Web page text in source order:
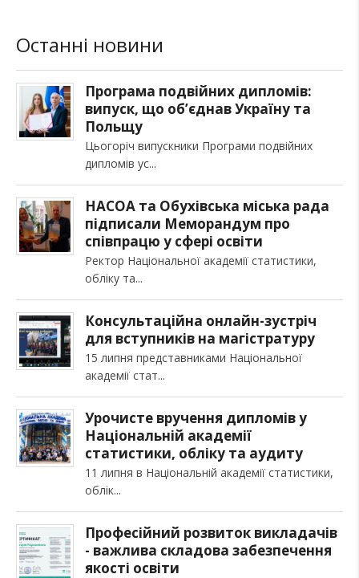
Останні новини
Програма подвійних дипломів:
випуск, що об’єднав Україну та
Польщу
Цьогоріч випускники Програми подвійних
дипломів ус
НАСОА та Обухівська міська рада
підписали Меморандум про
співпрацю у сфері освіти
Ректор Національної академії статистики,
обліку та
Консультаційна онлайн-зустріч
для вступників на магістратуру
15 липня представниками Національної
академії стат
Урочисте вручення дипломів у
Національній академії
статистики, обліку та аудиту
11 липня в Національній академії статистики,
облік
Професійний розвиток викладачів
- важлива складова забезпечення
якості освіти